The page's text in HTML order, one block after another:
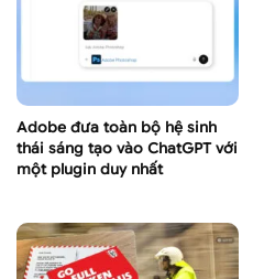
Adobe đưa toàn bộ hệ sinh
thái sáng tạo vào ChatGPT với
một plugin duy nhất